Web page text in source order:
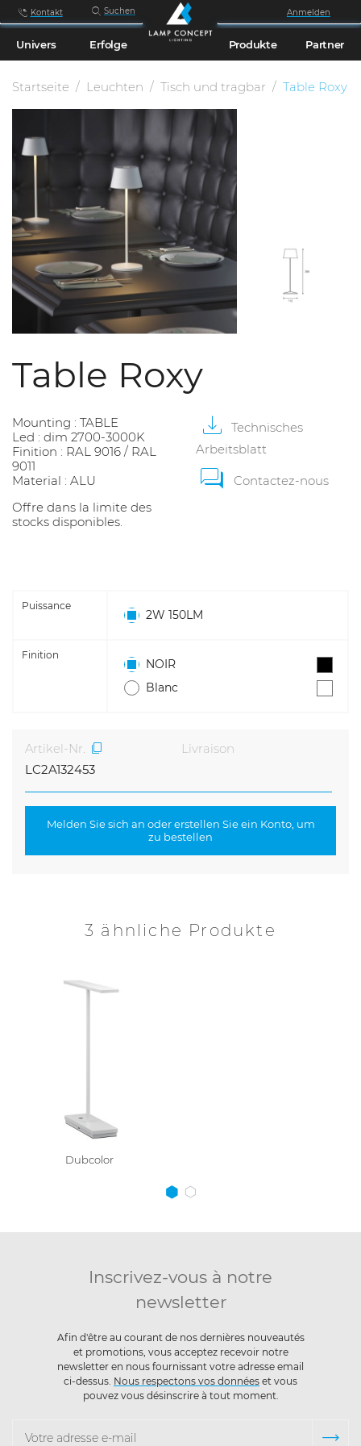
Kontakt Suchen Anmelden
Univers Erfolge Produkte Partner
Startseite Leuchten Tisch und tragbar Table Roxy
Table Roxy
Mounting : TABLE
Led : dim 2700-3000K
Finition : RAL 9016 / RAL
9011
Material : ALU
Offre dans la limite des
stocks disponibles.
Technisches
Arbeitsblatt
Contactez-nous
Puissance
2W 150LM
Finition
NOIR
Blanc
Artikel-Nr.
LC2A132453
Livraison
Melden Sie sich an oder erstellen Sie ein Konto, um
zu bestellen
3 ähnliche Produkte
Dubcolor
Inscrivez-vous à notre
newsletter
Afin d'être au courant de nos dernières nouveautés
et promotions, vous acceptez recevoir notre
newsletter en nous fournissant votre adresse email
ci-dessus. Nous respectons vos données et vous
pouvez vous désinscrire à tout moment.